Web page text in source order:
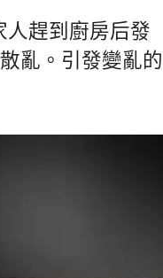
人趕到廚房后發
亂。引發變亂的